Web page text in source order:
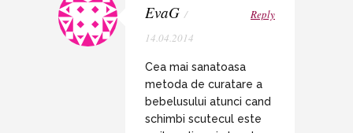
EvaG /
14.04.2014
Reply
Cea mai sanatoasa
metoda de curatare a
bebelusului atunci cand
schimbi scutecul este